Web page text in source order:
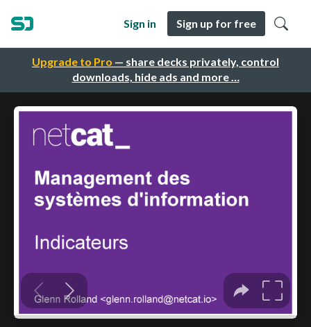
Upgrade to Pro — share decks privately, control
downloads, hide ads and more …
Sign in Sign up for free